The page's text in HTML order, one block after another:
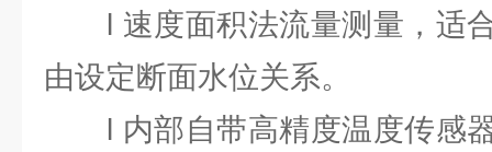
l 速度面积法流量测量，适
由设定断面水位关系。
l 内部自带高精度温度传感